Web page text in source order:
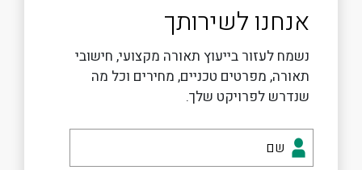
אנחנו לשירותך
נשמח לעזור בייעוץ תאורה מקצועי, חישובי
תאורה, מפרטים טכניים, מחירים וכל מה
שנדרש לפרויקט שלך.